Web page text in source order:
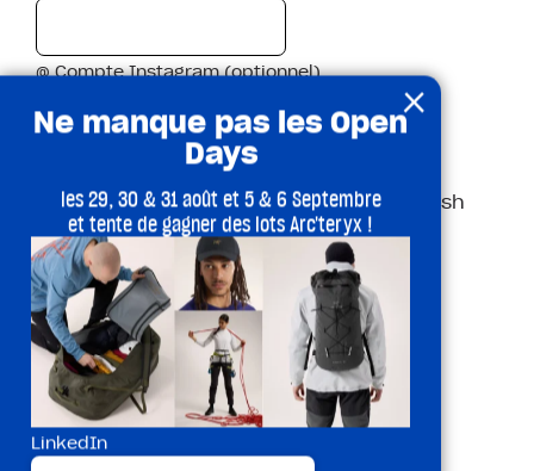
@ Compte Instagram (optionnel)
JJ slash MM slash
AAAA
Nationalité*
Quel niveau de bloc maximum passes-tu chez
Climbing District ?*
Vert (facile)
×
Ne manque pas les Open
Days
les 29, 30 & 31 août et 5 & 6 Septembre
et tente de gagner des lots Arc'teryx !
LinkedIn